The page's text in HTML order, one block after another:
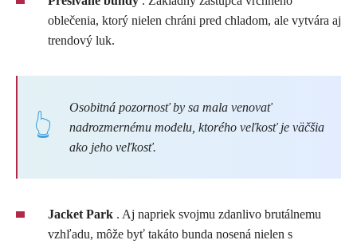
oblečenia, ktorý nielen chráni pred chladom, ale vytvára aj
trendový luk.
Osobitná pozornosť by sa mala venovať
nadrozmernému modelu, ktorého veľkosť je väčšia
ako jeho veľkosť.
Jacket Park . Aj napriek svojmu zdanlivo brutálnemu
vzhľadu, môže byť takáto bunda nosená nielen s